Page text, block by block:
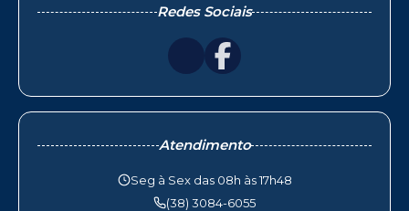
Redes Sociais
Atendimento
Seg à Sex das 08h às 17h48
(38) 3084-6055